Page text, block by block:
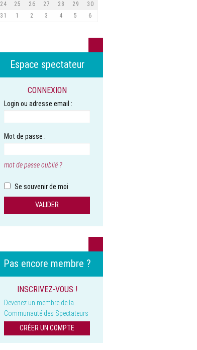
24
25 26 27 28 29
30
31
1 2 3 4 5 6
Espace spectateur
CONNEXION
Login ou adresse email :
Mot de passe :
mot de passe oublié ?
Se souvenir de moi
Pas encore membre ?
INSCRIVEZ-VOUS !
Devenez un membre de la
Communauté des Spectateurs
CRÉER UN COMPTE